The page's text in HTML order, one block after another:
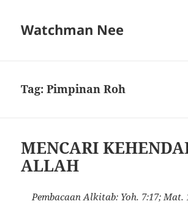
Watchman Nee
Tag:Pimpinan Roh
MENCARI
ALLAH
Pembacaan Alkitab: Yoh. 7:17; Mat.